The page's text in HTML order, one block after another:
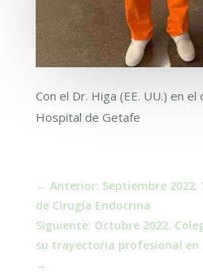
Con el Dr. Higa (EE. UU.) en
Hospital de Getafe
← Anterior: Septiembre 2022.
de Cirugía Endocrina
Siguiente: Octubre 2022.
su trayectoria profesional en
→